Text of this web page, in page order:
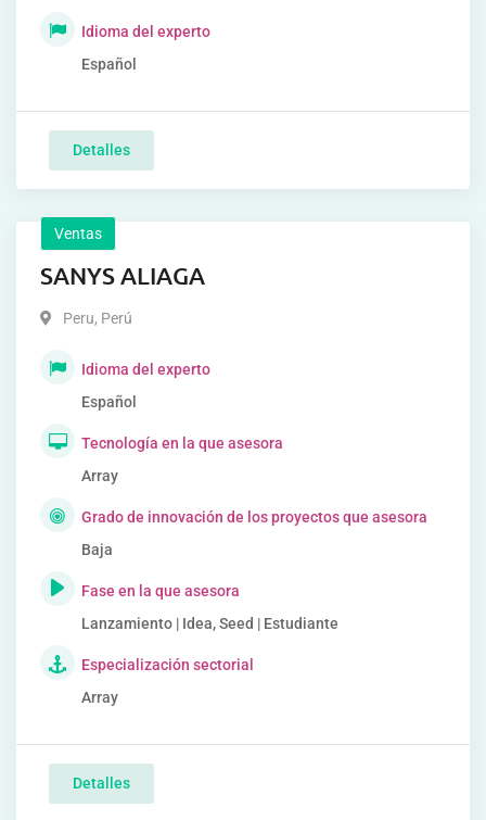
Idioma del experto
Español
Detalles
Ventas
SANYS ALIAGA
Peru, Perú
Idioma del experto
Español
Tecnología en la que asesora
Array
Grado de innovación de los proyectos que asesora
Baja
Fase en la que asesora
Lanzamiento | Idea, Seed | Estudiante
Especialización sectorial
Array
Detalles